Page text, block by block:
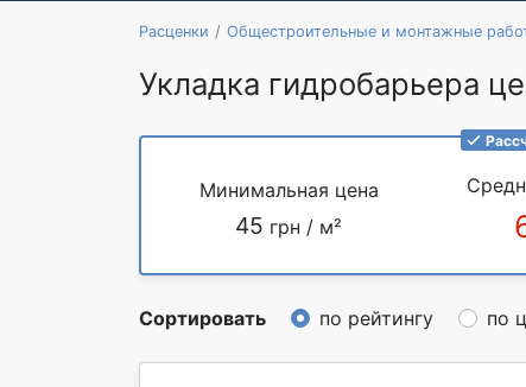
Расценки Общестроительные и монтажные
Укладка гидробарьера
Минимальная цена
45 грн / м²
Сортировать по рейтингу по